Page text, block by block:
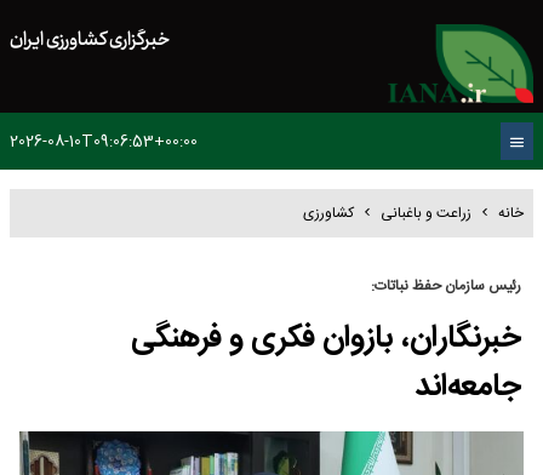
خبرگزاری کشاورزی ایران
2026-08-10T09:06:53+00:00
خانه زراعت و باغبانی کشاورزی
رئیس سازمان حفظ نباتات:
خبرنگاران، بازوان فکری و فرهنگی
جامعه‌اند